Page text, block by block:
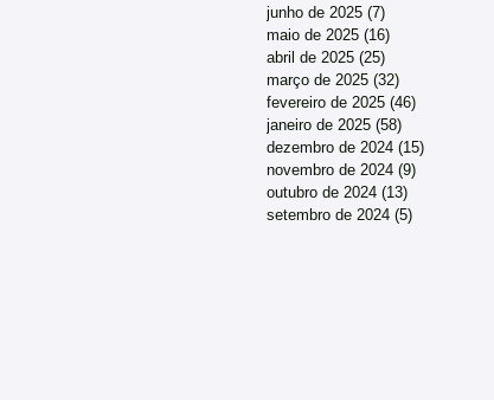
junho de 2025 (7)
maio de 2025 (16)
abril de 2025 (25)
março de 2025 (32)
fevereiro de 2025 (46)
janeiro de 2025 (58)
dezembro de 2024 (15)
novembro de 2024 (9)
outubro de 2024 (13)
setembro de 2024 (5)